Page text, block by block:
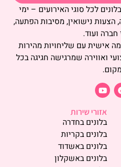
לכל סוגי האירועים – ימי
הצעות נישואין, מסיבות הפתעה,
חברה ועוד.
אישית עם שליחויות מהירות
ואווירה שמרגישה חגיגה בכל
מקום.
אזורי שירות
בלונים בחדרה
בלונים בקריות
בלונים באשדוד
בלונים באשקלון